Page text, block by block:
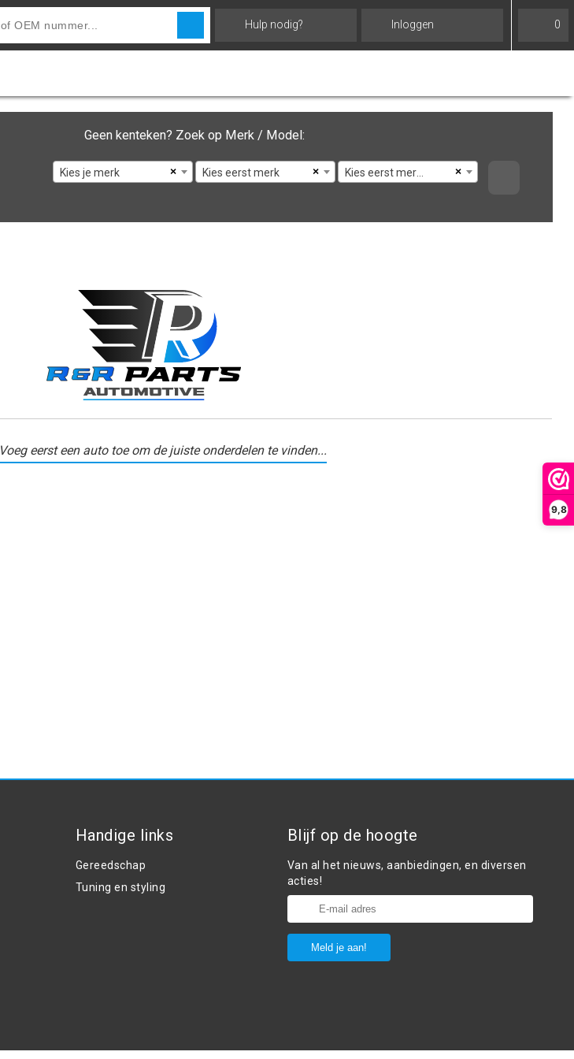
9,8
Hulp nodig? Inloggen 0
Geen kenteken? Zoek op Merk / Model:
×
Kies je merk ×
Kies eerst merk ×
Voeg eerst een auto toe om de juiste onderdelen te vinden...
Handige links
Gereedschap
Tuning en styling
Blijf op de hoogte
Van al het nieuws, aanbiedingen, en diversen
acties!